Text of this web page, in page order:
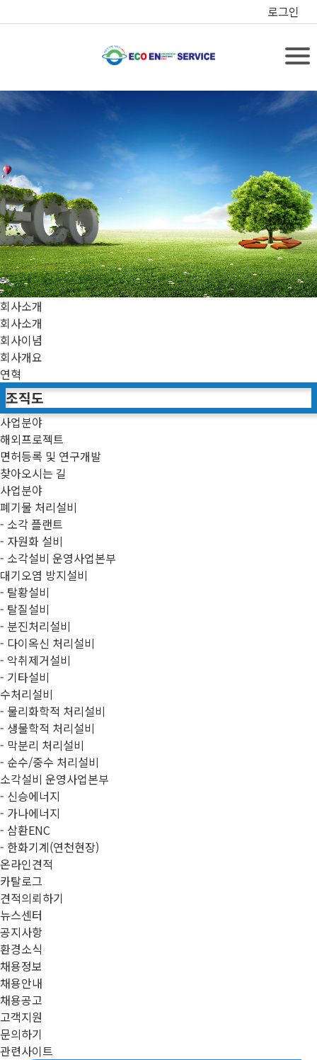
로그인
회사소개
회사소개
회사이념
회사개요
연혁
조직도
사업분야
해외프로젝트
면허등록 및 연구개발
찾아오시는 길
사업분야
폐기물 처리설비
- 소각 플랜트
- 자원화 설비
- 소각설비 운영사업본부
대기오염 방지설비
- 탈황설비
- 탈질설비
- 분진처리설비
- 다이옥신 처리설비
- 악취제거설비
- 기타설비
수처리설비
- 물리화학적 처리설비
- 생물학적 처리설비
- 막분리 처리설비
- 순수/중수 처리설비
소각설비 운영사업본부
- 신승에너지
- 가나에너지
- 삼환ENC
- 한화기계(연천현장)
온라인견적
카탈로그
견적의뢰하기
뉴스센터
공지사항
환경소식
채용정보
채용안내
채용공고
고객지원
문의하기
관련사이트